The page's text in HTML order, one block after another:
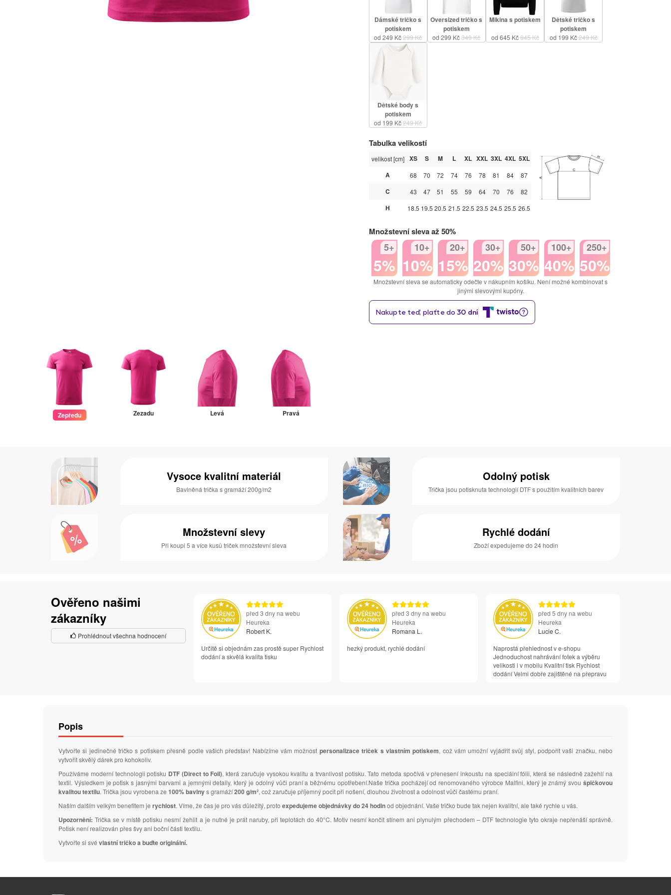
Zepředu Zezadu Levá Pravá
Dámské tričko s
potiskem
od 249 Kč299 Kč
Oversized tričko s
potiskem
od 299 Kč349 Kč
Mikina s potiskem
od 645 Kč845 Kč
Dětské tričko s
potiskem
od 199 Kč249 Kč
Dětské body s
potiskem
od 199 Kč249 Kč
Tabulka velikostí
velikost [cm] XS S M L XL XXL 3XL 4XL 5XL
A
68 70 72 74 76 78 81 84 87
C 43 47 51 55 59 64 70 76 82
H 18.5 19.5 20.5 21.5 22.5 23.5 24.5 25.5 26.5
Množstevní sleva až 50%
5+
5%
10+
10%
20+
15%
30+
20%
50+
30%
100+
40%
250+
50%
Množstevní sleva se automaticky odečte v nákupním košíku. Není možné kombinovat s
jinými slevovými kupóny.
Vysoce kvalitní materiál
Bavlněná trička s gramáží 200g/m2
Odolný potisk
Trička jsou potisknuta technologií DTF s použitím kvalitních barev
Množstevní slevy
Při koupi 5 a více kusů triček množstevní sleva
Rychlé dodání
Zboží expedujeme do 24 hodin
Ověřeno našimi
zákazníky
Prohlédnout všechna hodnocení
před 3 dny na webu
Heureka
Robert K.
Určitě si objednám zas prostě super Rychlost
dodání a skvělá kvalita tisku
před 3 dny na webu
Heureka
Romana L.
hezký produkt, rychlé dodání
před 5 dny na webu
Heureka
Lucie C.
Naprostá přehlednost v e-shopu
Jednoduchost nahrávání fotek a výběru
velikosti i v mobilu Kvalitní tisk Rychlost
dodání Velmi dobře zajištěné na přepravu
Popis
Vytvořte si jedinečné tričko s potiskem přesně podle vašich představ! Nabízíme vám možnost personalizace triček s vlastním potiskem, což vám umožní vyjádřit svůj styl, podpořit vaši značku, nebo
vytvořit skvělý dárek pro kohokoliv.
Používáme moderní technologii potisku DTF (Direct to Foil), která zaručuje vysokou kvalitu a trvanlivost potisku. Tato metoda spočívá v přenesení inkoustu na speciální fólii, která se následně zažehlí na
textil. Výsledkem je potisk s jasnými barvami a jemnými detaily, který je odolný vůči praní a běžnému opotřebení.Naše trička pocházejí od renomovaného výrobce Malfini, který je známý svou špičkovou
kvalitou textilu. Trička jsou vyrobena ze 100% bavlnys gramáží200 g/m², což zaručuje příjemný pocit při nošení, dlouhou životnost a odolnost vůči častému praní.
Naším dalším velkým benefitem je rychlost. Víme, že čas je pro vás důležitý, proto expedujeme objednávky do 24 hodinod objednání. Vaše tričko bude tak nejen kvalitní, ale také rychle u vás.
Upozornění:Trička se v místě potisku nesmí žehlit a je nutné je prát naruby, při teplotách do 40°C. Motiv nesmí končit stínem ani plynulým přechodem – DTF technologie tyto okraje nepřenáší správně.
Potisk není realizován přes švy ani boční části textilu.
Vytvořte si své vlastní tričko a buďte originální.